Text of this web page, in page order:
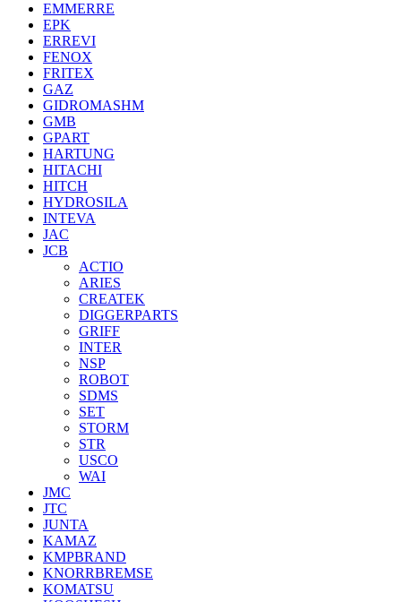
EMMERRE
EPK
ERREVI
FENOX
FRITEX
GAZ
GIDROMASHM
GMB
GPART
HARTUNG
HITACHI
HITCH
HYDROSILA
INTEVA
JAC
JCB
ACTIO
ARIES
CREATEK
DIGGERPARTS
GRIFF
INTER
NSP
ROBOT
SDMS
SET
STORM
STR
USCO
WAI
JMC
JTC
JUNTA
KAMAZ
KMPBRAND
KNORRBREMSE
KOMATSU